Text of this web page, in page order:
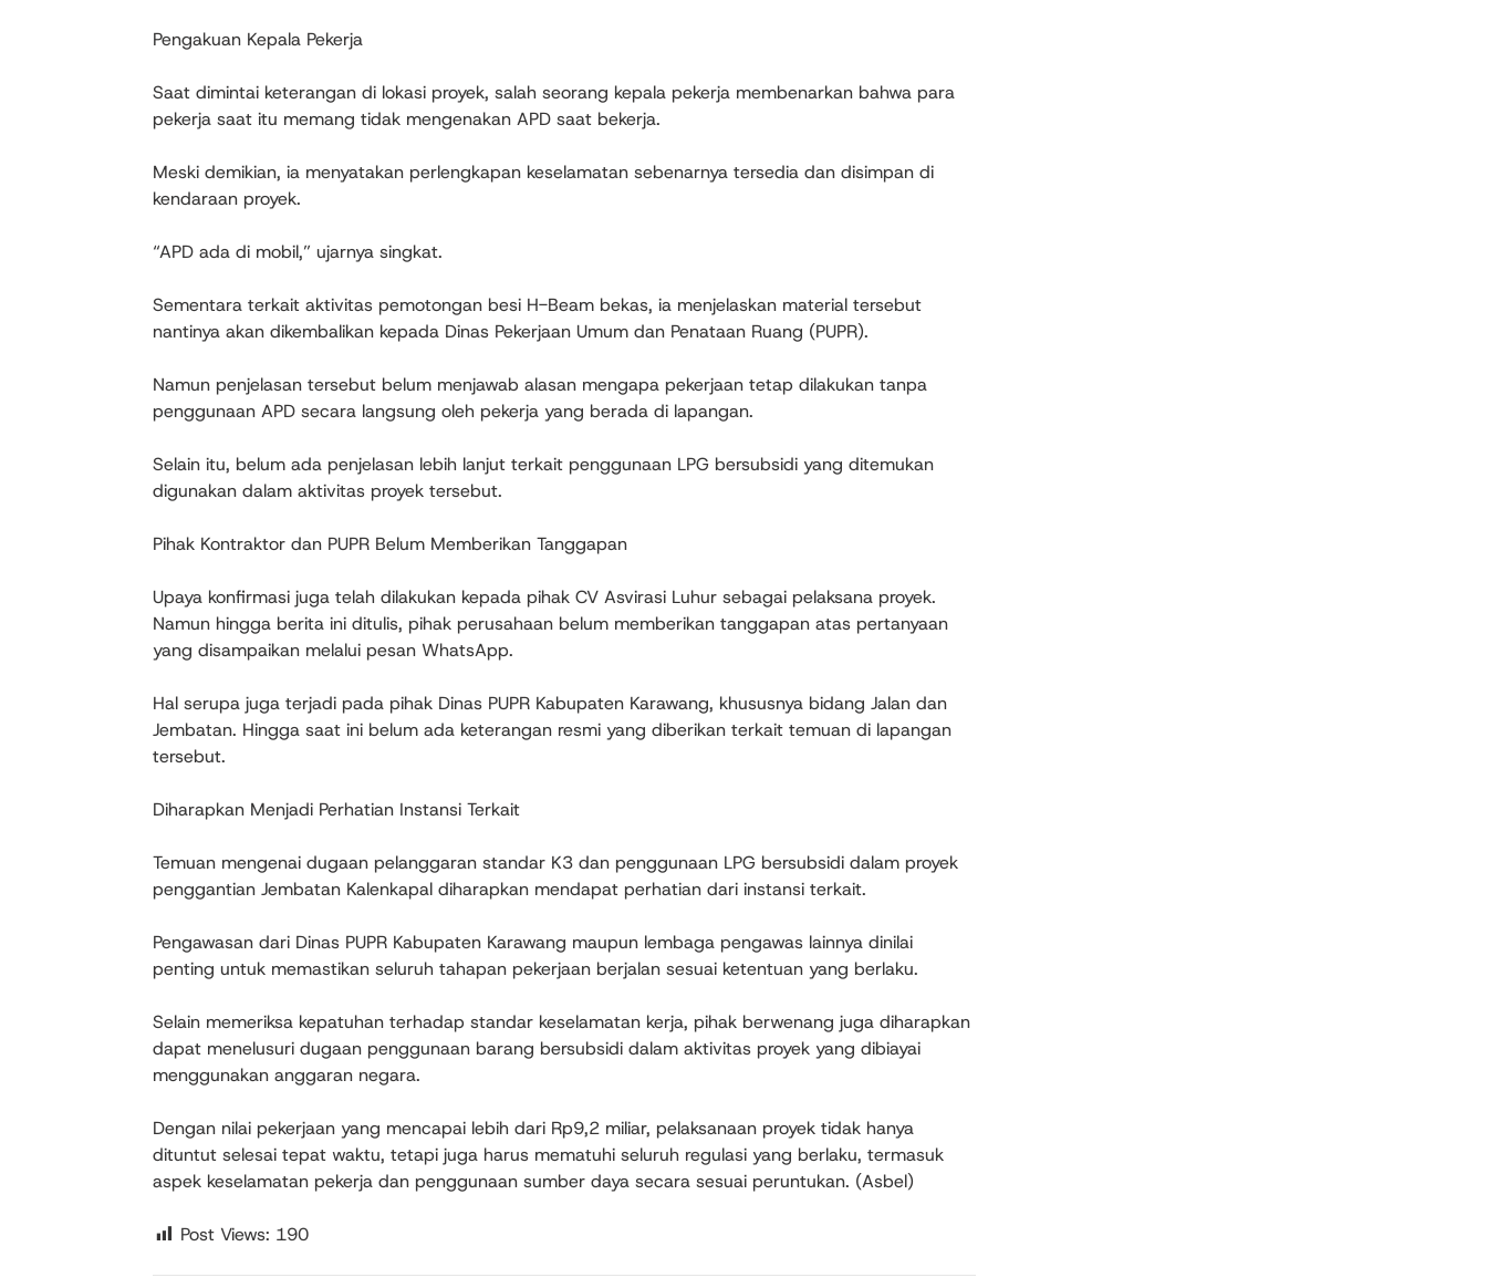
Pengakuan Kepala Pekerja
Saat dimintai keterangan di lokasi proyek, salah seorang kepala pekerja membenarkan bahwa para
pekerja saat itu memang tidak mengenakan APD saat bekerja.
Meski demikian, ia menyatakan perlengkapan keselamatan sebenarnya tersedia dan disimpan di
kendaraan proyek.
“APD ada di mobil,” ujarnya singkat.
Sementara terkait aktivitas pemotongan besi H-Beam bekas, ia menjelaskan material tersebut
nantinya akan dikembalikan kepada Dinas Pekerjaan Umum dan Penataan Ruang (PUPR).
Namun penjelasan tersebut belum menjawab alasan mengapa pekerjaan tetap dilakukan tanpa
penggunaan APD secara langsung oleh pekerja yang berada di lapangan.
Selain itu, belum ada penjelasan lebih lanjut terkait penggunaan LPG bersubsidi yang ditemukan
digunakan dalam aktivitas proyek tersebut.
Pihak Kontraktor dan PUPR Belum Memberikan Tanggapan
Upaya konfirmasi juga telah dilakukan kepada pihak CV Asvirasi Luhur sebagai pelaksana proyek.
Namun hingga berita ini ditulis, pihak perusahaan belum memberikan tanggapan atas pertanyaan
yang disampaikan melalui pesan WhatsApp.
Hal serupa juga terjadi pada pihak Dinas PUPR Kabupaten Karawang, khususnya bidang Jalan dan
Jembatan. Hingga saat ini belum ada keterangan resmi yang diberikan terkait temuan di lapangan
tersebut.
Diharapkan Menjadi Perhatian Instansi Terkait
Temuan mengenai dugaan pelanggaran standar K3 dan penggunaan LPG bersubsidi dalam proyek
penggantian Jembatan Kalenkapal diharapkan mendapat perhatian dari instansi terkait.
Pengawasan dari Dinas PUPR Kabupaten Karawang maupun lembaga pengawas lainnya dinilai
penting untuk memastikan seluruh tahapan pekerjaan berjalan sesuai ketentuan yang berlaku.
Selain memeriksa kepatuhan terhadap standar keselamatan kerja, pihak berwenang juga diharapkan
dapat menelusuri dugaan penggunaan barang bersubsidi dalam aktivitas proyek yang dibiayai
menggunakan anggaran negara.
Dengan nilai pekerjaan yang mencapai lebih dari Rp9,2 miliar, pelaksanaan proyek tidak hanya
dituntut selesai tepat waktu, tetapi juga harus mematuhi seluruh regulasi yang berlaku, termasuk
aspek keselamatan pekerja dan penggunaan sumber daya secara sesuai peruntukan. (Asbel)
Post Views: 190